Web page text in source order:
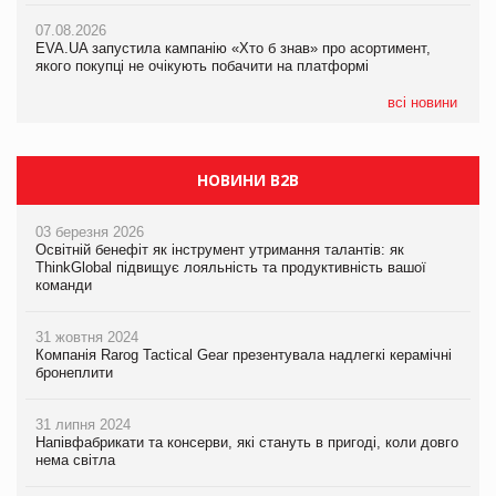
07.08.2026
EVA.UA запустила кампанію «Хто б знав» про асортимент,
якого покупці не очікують побачити на платформі
всі новини
05.08.2026
Мережа супермаркетів VARUS купує мережу магазинів
НОВИНИ B2B
03 березня 2026
Освітній бенефіт як інструмент утримання талантів: як
ThinkGlobal підвищує лояльність та продуктивність вашої
команди
31 жовтня 2024
Компанія Rarog Tactical Gear презентувала надлегкі керамічні
бронеплити
31 липня 2024
Напівфабрикати та консерви, які стануть в пригоді, коли довго
нема світла